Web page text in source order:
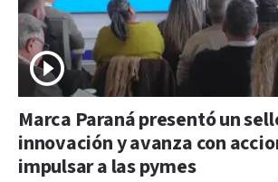
Marca Paraná presentó un
innovación y avanza con
impulsar a las pymes